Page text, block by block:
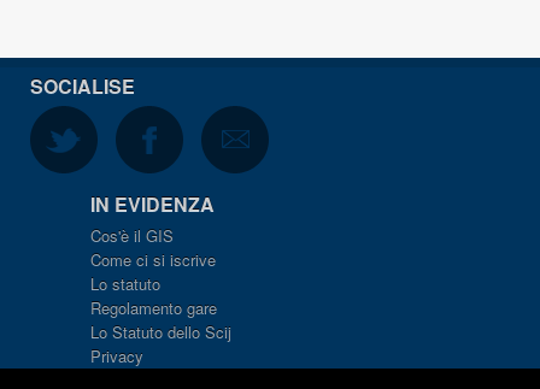
SOCIALISE
IN EVIDENZA
Cos'è il GIS
Come ci si iscrive
Lo statuto
Regolamento gare
Lo Statuto dello Scij
Privacy